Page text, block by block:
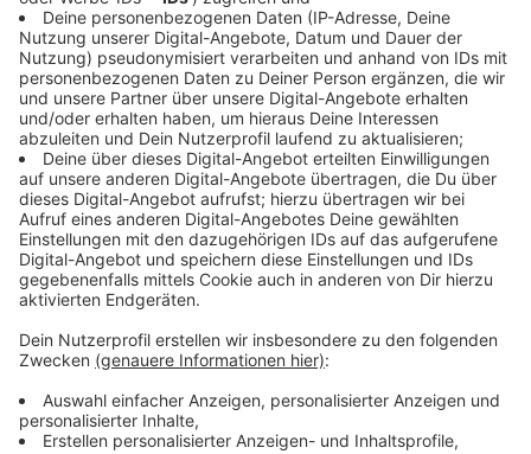
Anzeige
Wie werden solche Sachen aus Kastanien
hergestellt?
Anzeige
In der Regel schält man die Kastanien, zerkleinert sie,
danach kommt meistens kochendes Wasser drauf.
Beim Wasch- und beim Putzmittel muss das ganze
noch 12 bis 24 Stunden ziehen, bevor man das Wasser
durch ein Sieb in eine Flasche abfüllen kann. Bei der
Gesichtsmaske kann das Gesicht mit diesem
Reinigungswasser schließlich eingecremt werden.